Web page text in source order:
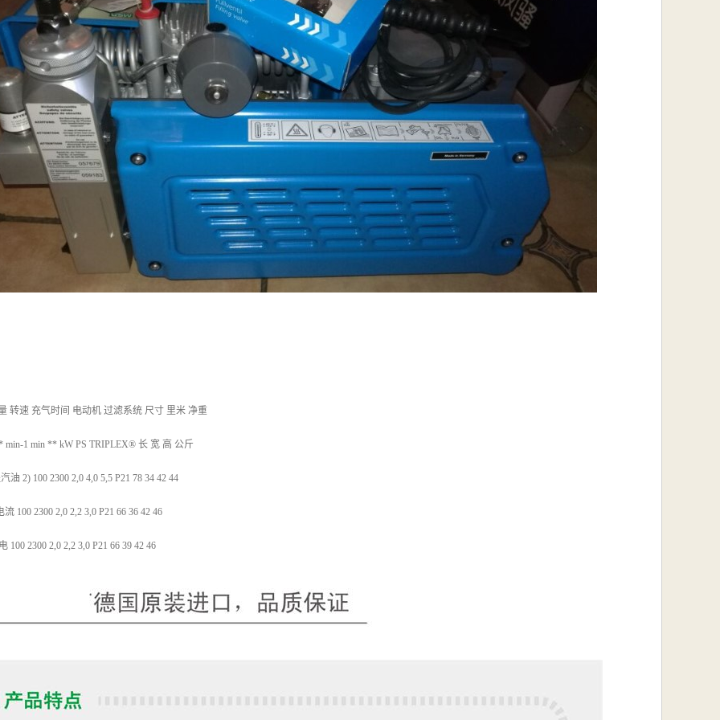
转速 充气时间 电动机 过滤系统 尺寸 里米 净重
min-1 min ** kW PS TRIPLEX® 长 宽 高 公斤
油 2) 100 2300 2,0 4,0 5,5 P21 78 34 42 44
100 2300 2,0 2,2 3,0 P21 66 36 42 46
100 2300 2,0 2,2 3,0 P21 66 39 42 46